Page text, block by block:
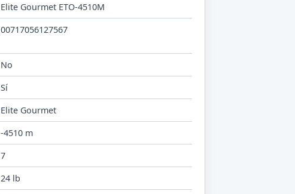
Elite Gourmet ETO-4510M
00717056127567
No
Sí
Elite Gourmet
-4510 m
7
24 lb